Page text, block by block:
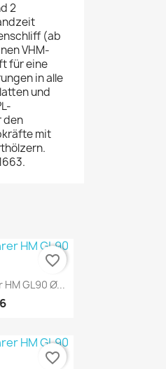
2
(ab
VHM-
für eine
in alle
und
den
mit
GL90 Ø...
favorite_border
favorite_border